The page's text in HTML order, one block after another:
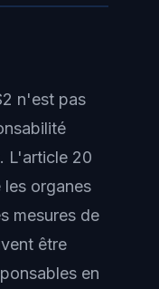
n'est pas
L'article 20
organes
mesures de
être
en